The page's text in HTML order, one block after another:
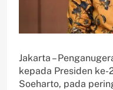
Jakarta –
kepada Presiden ke-
Soeharto, pada